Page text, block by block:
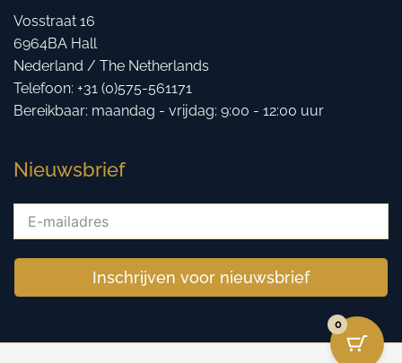
Vosstraat 16
6964BA Hall
Nederland / The Netherlands
Telefoon: +31 (0)575-561171
Bereikbaar: maandag - vrijdag: 9:00 - 12:00 uur
Nieuwsbrief
Inschrijven voor nieuwsbrief
0